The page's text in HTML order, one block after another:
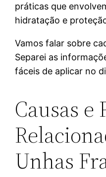
práticas que
hidratação e
Vamos falar sobre
Separei as
fáceis de aplicar no
Causas e
Unhas